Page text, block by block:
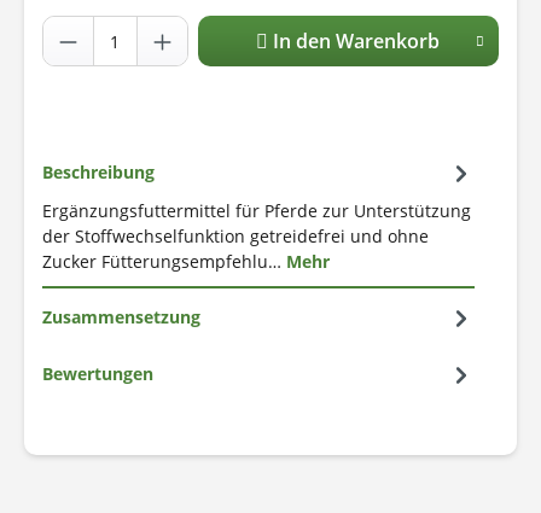
In den Warenkorb
Beschreibung
Ergänzungsfuttermittel für Pferde zur Unterstützung
der Stoffwechselfunktion getreidefrei und ohne
Zucker Fütterungsempfehlu… Mehr
Zusammensetzung
Bewertungen